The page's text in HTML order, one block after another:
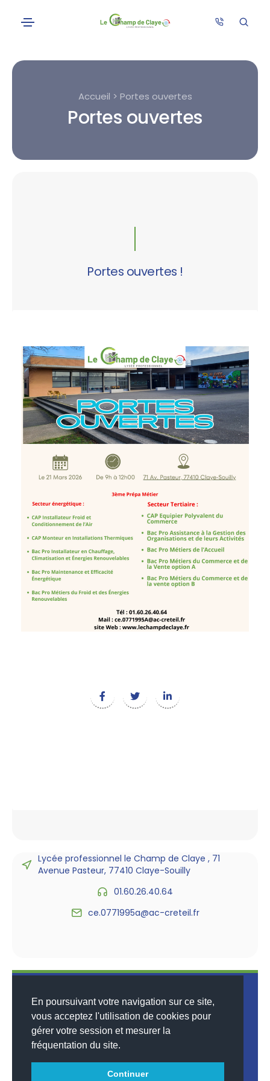
En poursuivant votre navigation sur ce site,
vous acceptez l'utilisation de cookies pour
gérer votre session et mesurer la
fréquentation du site.
Continuer
Accueil > Portes ouvertes
Portes ouvertes
Portes ouvertes !
Lycée professionnel le Champ de Claye , 71
Avenue Pasteur, 77410 Claye-Souilly
01.60.26.40.64
ce.0771995a@ac-creteil.fr
© 2026 MENTIONS LÉGALES•LISTE DES ARTICLES
INNOVATIONS™